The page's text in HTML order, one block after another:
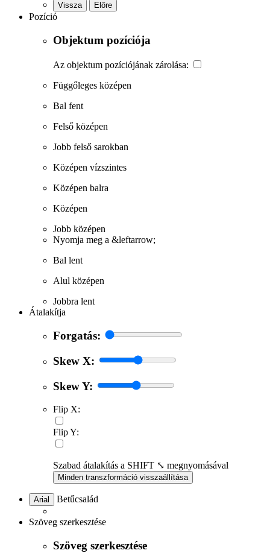
Vissza Előre
Pozíció
Objektum pozíciója
Az objektum pozíciójának zárolása:
Függőleges középen
Bal fent
Felső középen
Jobb felső sarokban
Középen vízszintes
Középen balra
Középen
Jobb középen
Nyomja meg a &leftarrow;
Bal lent
Alul középen
Jobbra lent
Átalakítja
Forgatás:
Skew X:
Skew Y:
Flip X:
Flip Y:
Szabad átalakítás a SHIFT ⤡ megnyomásával
Minden transzformáció visszaállítása
Arial Betűcsalád
Szöveg szerkesztése
Szöveg szerkesztése